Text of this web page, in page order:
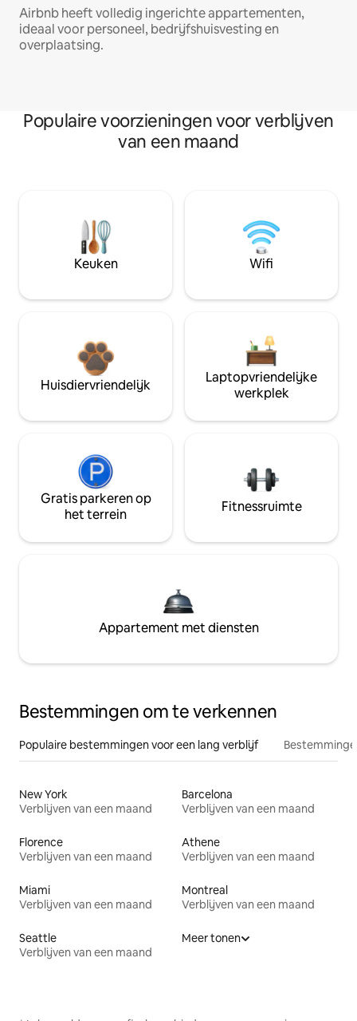
Airbnb heeft volledig ingerichte appartementen,
ideaal voor personeel, bedrijfshuisvesting en
overplaatsing.
Populaire voorzieningen voor verblijven
van een maand
Keuken Wifi
Huisdiervriendelijk
Laptopvriendelijke
werkplek
Gratis parkeren op
het terrein
Fitnessruimte
Appartement met diensten
Bestemmingen om te verkennen
Populaire bestemmingen voor een lang verblijf
New York
Verblijven van een maand
Barcelona
Verblijven van een maand
Florence
Verblijven van een maand
Athene
Verblijven van een maand
Miami
Verblijven van een maand
Montreal
Verblijven van een maand
Seattle
Verblijven van een maand
Meer tonen